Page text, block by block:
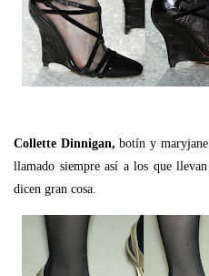
Collette Dinnigan, botín y
llamado siempre así a los que
dicen gran cosa.